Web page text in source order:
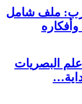
ملف شامل
البصريات